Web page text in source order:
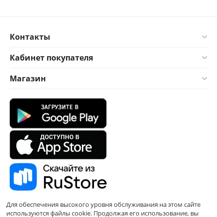
Контакты
Кабинет покупателя
Магазин
Для обеспечения высокого уровня обслуживания на этом сайте
используются файлы cookie. Продолжая его использование, вы